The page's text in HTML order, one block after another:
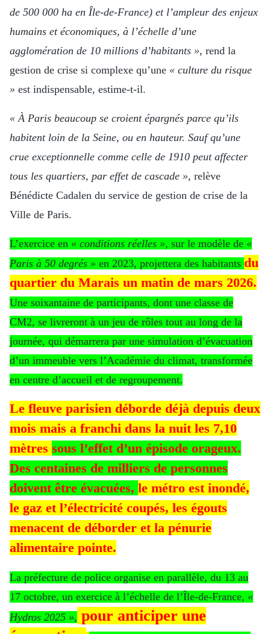
de 500 000 ha en Île-de-France) et l’ampleur des enjeux
humains et économiques, à l’échelle d’une
agglomération de 10 millions d’habitants », rend la
gestion de crise si complexe qu’une « culture du risque
» est indispensable, estime-t-il.
« À Paris beaucoup se croient épargnés parce qu’ils
habitent loin de la Seine, ou en hauteur. Sauf qu’une
crue exceptionnelle comme celle de 1910 peut affecter
tous les quartiers, par effet de cascade », relève
Bénédicte Cadalen du service de gestion de crise de la
Ville de Paris.
L’exercice en « conditions réelles », sur le modèle de «
Paris à 50 degrés » en 2023, projettera des habitants du
quartier du Marais un matin de mars 2026.
Une soixantaine de participants, dont une classe de
CM2, se livreront à un jeu de rôles tout au long de la
journée, qui démarrera par une simulation d’évacuation
d’un immeuble vers l’Académie du climat, transformée
en centre d’accueil et de regroupement.
Le fleuve parisien déborde déjà depuis deux
mois mais a franchi dans la nuit les 7,10
mètres sous l’effet d’un épisode orageux.
Des centaines de milliers de personnes
doivent être évacuées, le métro est inondé,
le gaz et l’électricité coupés, les égouts
menacent de déborder et la pénurie
alimentaire pointe.
La préfecture de police organise en parallèle, du 13 au
17 octobre, un exercice à l’échelle de l’Île-de-France, «
Hydros 2025 », pour anticiper une